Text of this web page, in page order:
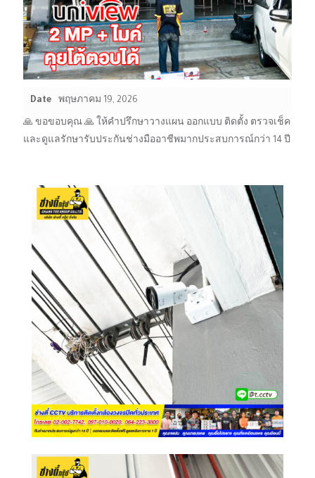
Date พฤษภาคม 19, 2026
🙏 ขอขอบคุณ 🙏 ให้คำปรึกษาวางแผน ออกแบบ ติดตั้ง ตรวจเช็ค
และดูแลรักษารับประกันช่างมืออาชีพมากประสบการณ์กว่า 14 ปี